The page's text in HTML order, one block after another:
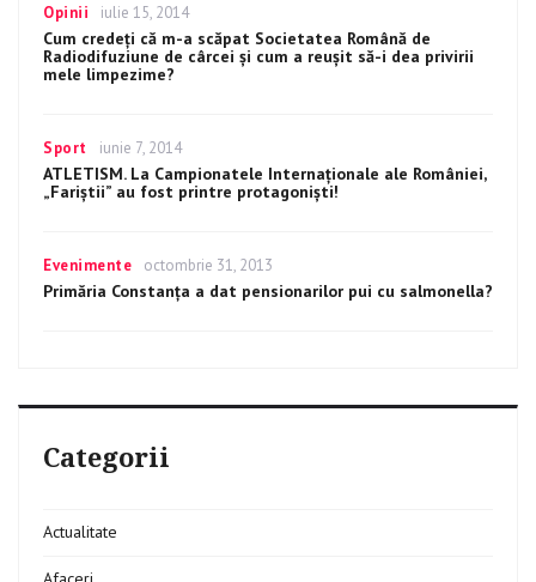
si
modalitati
Categories
Opinii
Posted
on
iulie 15, 2014
Cum credeţi că m-a scăpat Societatea Română de
Radiodifuziune de cârcei şi cum a reuşit să-i dea privirii
mele limpezime?
Categories
Sport
Posted
on
iunie 7, 2014
ATLETISM. La Campionatele Internaţionale ale României,
„Fariştii” au fost printre protagonişti!
Categories
Evenimente
Posted
on
octombrie 31, 2013
Primăria Constanța a dat pensionarilor pui cu salmonella?
Categorii
Actualitate